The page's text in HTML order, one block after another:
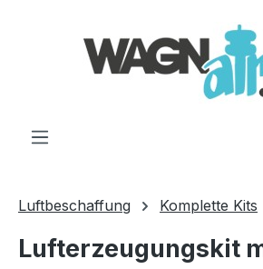
Luftbeschaffung Komplette Kits
Lufterzeugungskit